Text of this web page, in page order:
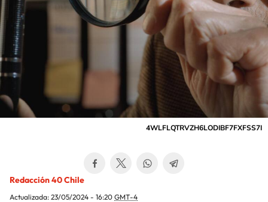
4WLFLQTRVZH6LODIBF7FXFSS7I
Redacción 40 Chile
Actualizada: 23/05/2024 - 16:20 GMT-4